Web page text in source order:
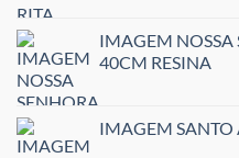
IMAGEM NOSSA
40CM RESINA
IMAGEM